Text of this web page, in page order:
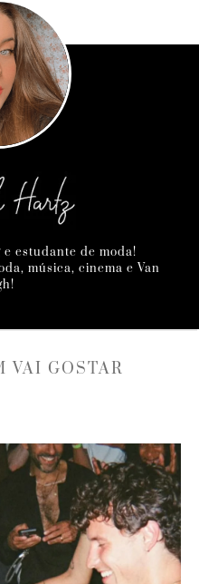
estudante de moda!
música, cinema e Van
VAI GOSTAR